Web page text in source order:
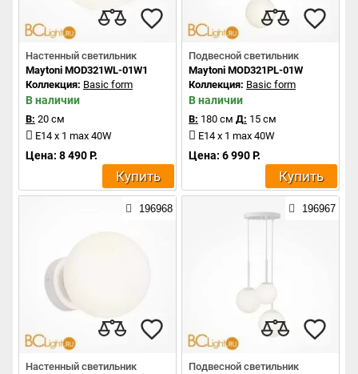
Настенный светильник
Maytoni MOD321WL-01W1
Коллекция: Basic form
В наличии
В: 20 см
E14 x 1 max 40W
Цена: 8 490 Р.
Купить
Подвесной светильник
Maytoni MOD321PL-01W
Коллекция: Basic form
В наличии
В: 180 см Д: 15 см
E14 x 1 max 40W
Цена: 6 990 Р.
Купить
196968
Настенный светильник
196967
Подвесной светильник